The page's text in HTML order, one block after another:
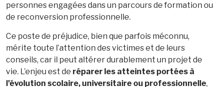
personnes engagées dans un parcours de formation ou
de reconversion professionnelle.
Ce poste de préjudice, bien que parfois méconnu,
mérite toute l’attention des victimes et de leurs
conseils, car il peut altérer durablement un projet de
vie. L’enjeu est de réparer les atteintes portées à
l’évolution scolaire, universitaire ou professionnelle,